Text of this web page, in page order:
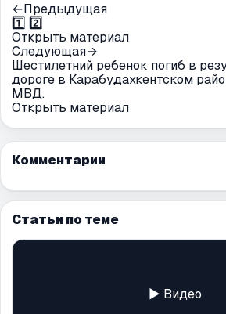
←Предыдущая
1️⃣ 2️⃣
Открыть материал
Следующая→
Шестилетний ребенок погиб в
дороге в Карабудахкентском
МВД.
Открыть материал
Комментарии
Статьи по теме
▶ Видео